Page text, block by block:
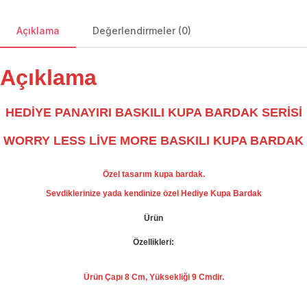
Açıklama Değerlendirmeler (0)
Açıklama
HEDİYE PANAYIRI BASKILI KUPA BARDAK SERİSİ
WORRY LESS LİVE MORE BASKILI KUPA BARDAK
Özel tasarım kupa bardak.
Sevdiklerinize yada kendinize özel Hediye Kupa Bardak
Ürün
Özellikleri:
Ürün Çapı 8 Cm, Yüksekliği 9 Cmdir.